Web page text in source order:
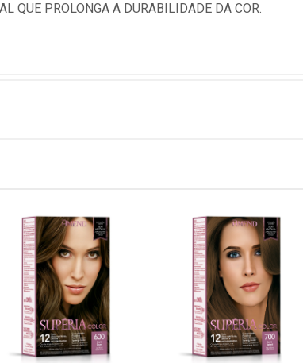
QUE PROLONGA A DURABILIDADE DA COR.